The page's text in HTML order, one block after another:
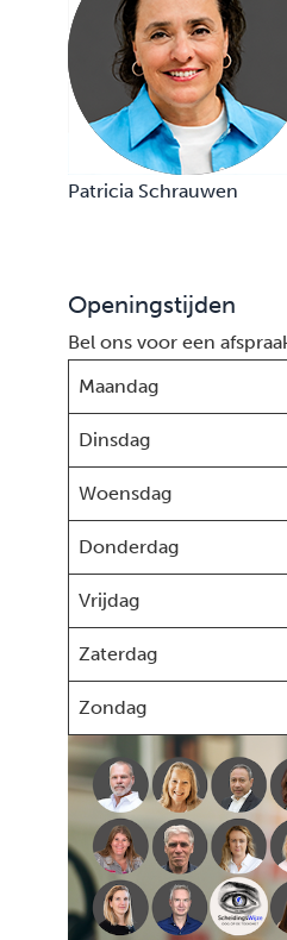
Patricia Schrauwen
Openingstijden
Bel ons voor een
Maandag
Dinsdag
Woensdag
Donderdag
Vrijdag
Zaterdag
Zondag